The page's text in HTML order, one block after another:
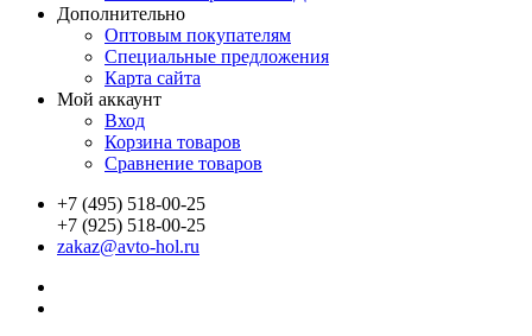
Дополнительно
Оптовым покупателям
Специальные предложения
Карта сайта
Мой аккаунт
Вход
Корзина товаров
Сравнение товаров
+7 (495) 518-00-25
+7 (925) 518-00-25
zakaz@avto-hol.ru